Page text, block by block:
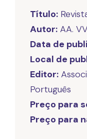
Título:
Autor:
Data de
Local de
Editor:
Preço para
Preço para